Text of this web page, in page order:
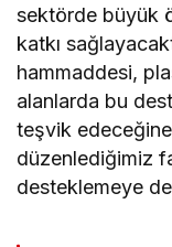
sektörde büyük
katkı
hammaddesi,
alanlarda bu
teşvik
düzenlediğimiz
desteklemeye